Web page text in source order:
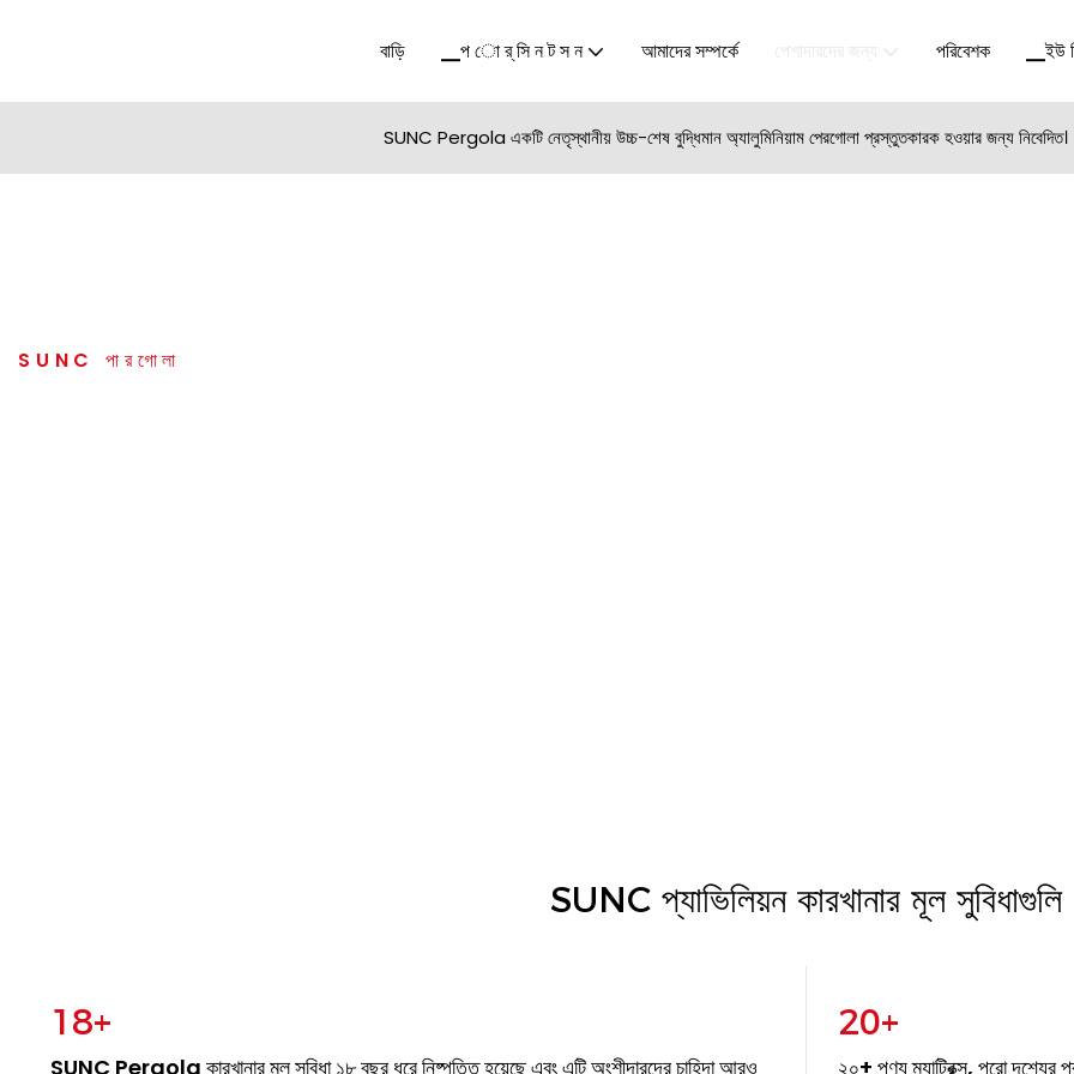
বাড়ি ▁প ো র্ সি ন ট স ন আমাদের সম্পর্কে পরিবেশক ▁ইউ
SUNC Pergola একটি নেতৃস্থানীয় উচ্চ-শেষ বুদ্ধিমান অ্যালুমিনিয়াম পেরগোলা প্রস্তুতকারক হওয়ার জন্য নিবেদিত।
SUNC পারগোলা
SUNC প্যাভিলিয়ন কারখানার মূল সুবিধাগুলি
18+
SUNC Pergola কারখানার মূল সুবিধা ১৮ বছর ধরে নিষ্পত্তি হয়েছে এবং এটি অংশীদারদের চাহিদা আরও
20+
২০+ পণ্য ম্যাট্রিক্স, পুরো দৃশ্যের